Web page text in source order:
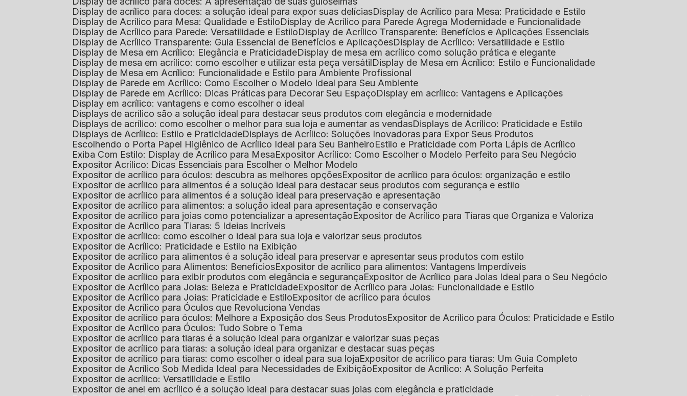
Display de acrílico para doces: a solução ideal para expor suas delícias
Display de Acrílico para Mesa: Praticidade e Estilo
Display de Acrílico para Mesa: Qualidade e Estilo
Display de Acrílico para Parede Agrega Modernidade e Funcionalidade
Display de Acrílico para Parede: Versatilidade e Estilo
Display de Acrílico Transparente: Benefícios e Aplicações Essenciais
Display de Acrílico Transparente: Guia Essencial de Benefícios e Aplicações
Display de Acrílico: Versatilidade e Estilo
Display de Mesa em Acrílico: Elegância e Praticidade
Display de mesa em acrílico como solução prática e elegante
Display de mesa em acrílico: como escolher e utilizar esta peça versátil
Display de Mesa em Acrílico: Estilo e Funcionalidade
Display de Mesa em Acrílico: Funcionalidade e Estilo para Ambiente Profissional
Display de Parede em Acrílico: Como Escolher o Modelo Ideal para Seu Ambiente
Display de Parede em Acrílico: Dicas Práticas para Decorar Seu Espaço
Display em acrílico: Vantagens e Aplicações
Display em acrílico: vantagens e como escolher o ideal
Displays de acrílico são a solução ideal para destacar seus produtos com elegância e modernidade
Displays de acrílico: como escolher o melhor para sua loja e aumentar as vendas
Displays de Acrílico: Praticidade e Estilo
Displays de Acrílico: Estilo e Praticidade
Displays de Acrílico: Soluções Inovadoras para Expor Seus Produtos
Escolhendo o Porta Papel Higiênico de Acrílico Ideal para Seu Banheiro
Estilo e Praticidade com Porta Lápis de Acrílico
Exiba Com Estilo: Display de Acrílico para Mesa Expositor Acrílico: Como Escolher o Modelo Perfeito para Seu Negócio
Expositor Acrílico: Dicas Essenciais para Escolher o Melhor Modelo
Expositor de acrílico para óculos: descubra as melhores opções Expositor de acrílico para óculos: organização e estilo
Expositor de acrílico para alimentos é a solução ideal para destacar seus produtos com segurança e estilo
Expositor de acrílico para alimentos é a solução ideal para preservação e apresentação
Expositor de acrílico para alimentos: a solução ideal para apresentação e conservação
Expositor de acrílico para joias como potencializar a apresentação Expositor de Acrílico para Tiaras que Organiza e Valoriza
Expositor de Acrílico para Tiaras: 5 Ideias Incríveis
Expositor de acrílico: como escolher o ideal para sua loja e valorizar seus produtos
Expositor de Acrílico: Praticidade e Estilo na Exibição
Expositor de acrílico para alimentos é a solução ideal para preservar e apresentar seus produtos com estilo
Expositor de Acrílico para Alimentos: Benefícios Expositor de acrílico para alimentos: Vantagens Imperdíveis
Expositor de acrílico para exibir produtos com elegância e segurança Expositor de Acrílico para Joias Ideal para o Seu Negócio
Expositor de Acrílico para Joias: Beleza e Praticidade Expositor de Acrílico para Joias: Funcionalidade e Estilo
Expositor de Acrílico para Joias: Praticidade e Estilo Expositor de acrílico para óculos
Expositor de Acrílico para Óculos que Revoluciona Vendas
Expositor de acrílico para óculos: Melhore a Exposição dos Seus Produtos Expositor de Acrílico para Óculos: Praticidade e Estilo
Expositor de Acrílico para Óculos: Tudo Sobre o Tema
Expositor de acrílico para tiaras é a solução ideal para organizar e valorizar suas peças
Expositor de acrílico para tiaras: a solução ideal para organizar e destacar suas peças
Expositor de acrílico para tiaras: como escolher o ideal para sua loja Expositor de acrílico para tiaras: Um Guia Completo
Expositor de Acrílico Sob Medida Ideal para Necessidades de Exibição Expositor de Acrílico: A Solução Perfeita
Expositor de acrílico: Versatilidade e Estilo
Expositor de anel em acrílico é a solução ideal para destacar suas joias com elegância e praticidade